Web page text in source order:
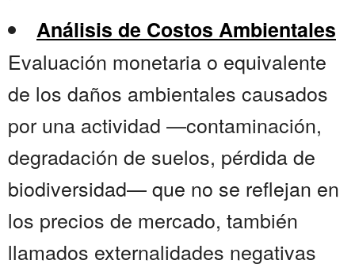
Análisis de Costos Ambientales
Evaluación monetaria o equivalente
de los daños ambientales causados
por una actividad —contaminación,
degradación de suelos, pérdida de
biodiversidad— que no se reflejan en
los precios de mercado, también
llamados externalidades negativas